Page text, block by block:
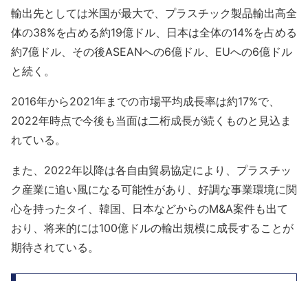
輸出先としては米国が最大で、プラスチック製品輸出高全
体の38%を占める約19億ドル、日本は全体の14%を占める
約7億ドル、その後ASEANへの6億ドル、EUへの6億ドル
と続く。
2016年から2021年までの市場平均成長率は約17%で、
2022年時点で今後も当面は二桁成長が続くものと見込ま
れている。
また、2022年以降は各自由貿易協定により、プラスチッ
ク産業に追い風になる可能性があり、好調な事業環境に関
心を持ったタイ、韓国、日本などからのM&A案件も出て
おり、将来的には100億ドルの輸出規模に成長することが
期待されている。